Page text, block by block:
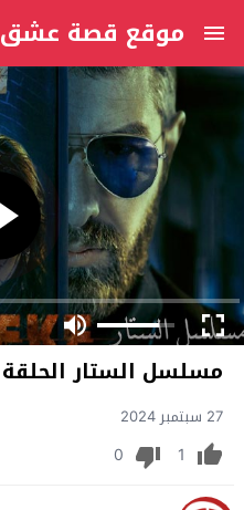
موقع قصة عشق
مسلسل الستار الحلقة 1 مترجم
27 سبتمبر 2024
1
0